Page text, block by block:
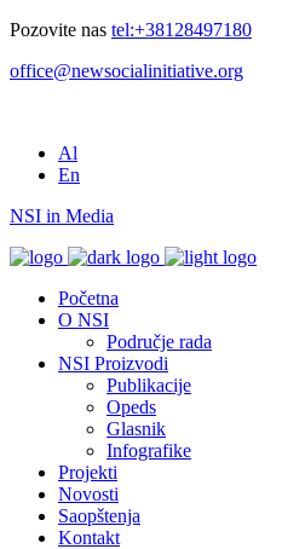
Pozovite nas tel:+38128497180
office@newsocialinitiative.org
Al
En
NSI in Media
Početna
O NSI
Područje rada
NSI Proizvodi
Publikacije
Opeds
Glasnik
Infografike
Projekti
Novosti
Saopštenja
Kontakt